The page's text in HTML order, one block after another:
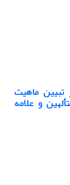
ماهیت
و علامه